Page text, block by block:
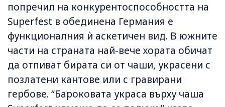
попречил на конкурентоспособността на
Superfest в обединена Германия е
функционалния ѝ аскетичен вид. В южните
части на страната най-вече хората обичат
да отпиват бирата си от чаши, украсени с
позлатени кантове или с гравирани
гербове. “Бароковата украса върху чаша